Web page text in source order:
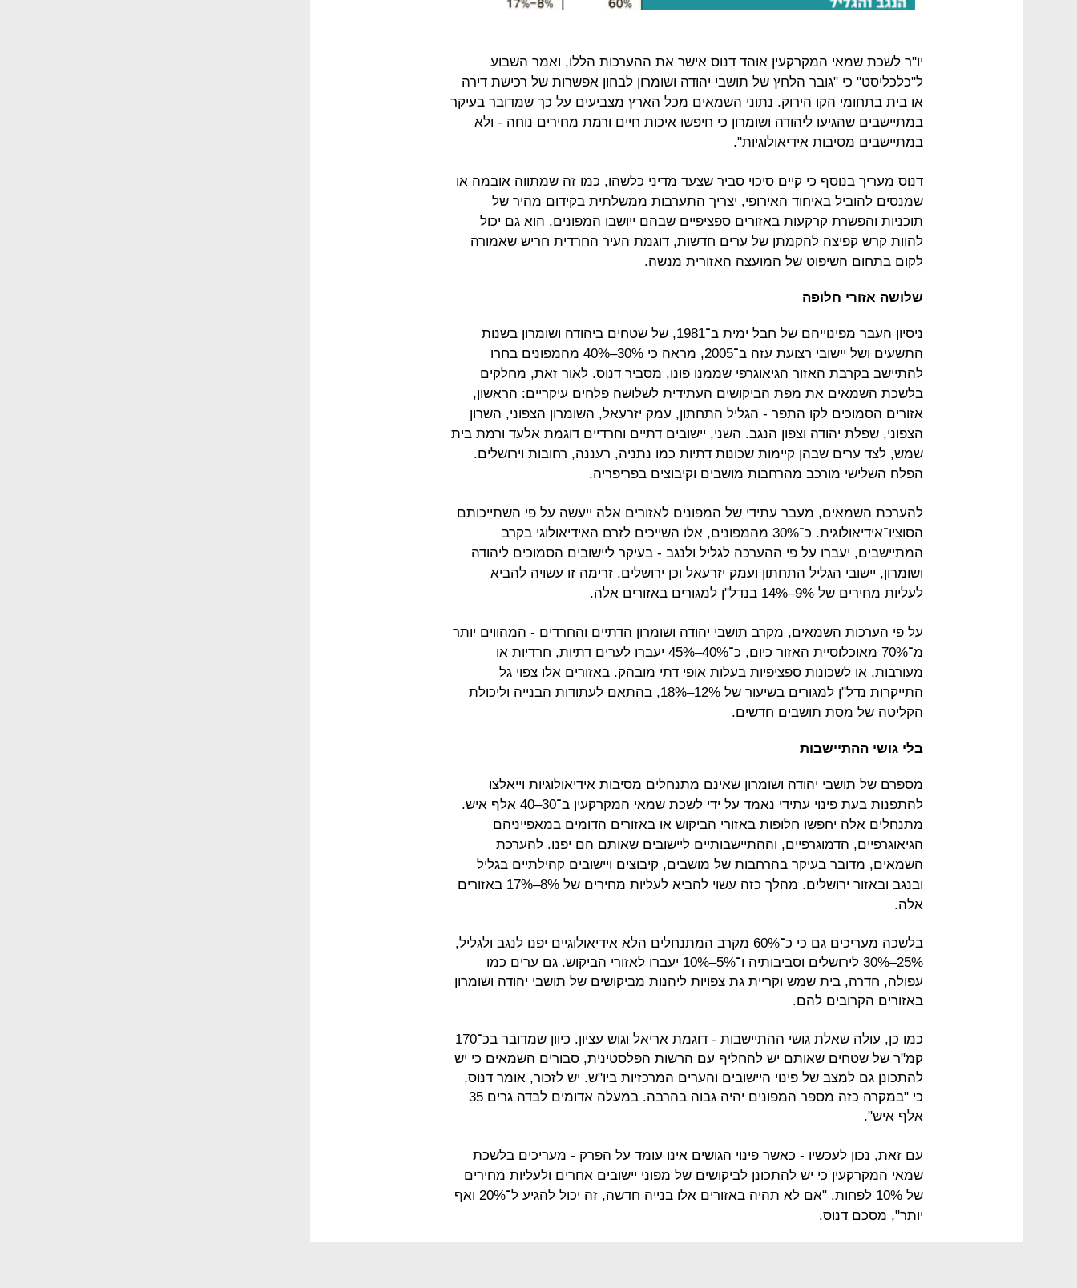
יו"ר לשכת שמאי המקרקעין אוהד דנוס אישר את ההערכות הללו, ואמר השבוע
ל"כלכליסט" כי "גובר הלחץ של תושבי יהודה ושומרון לבחון אפשרות של רכישת דירה
או בית בתחומי הקו הירוק. נתוני השמאים מכל הארץ מצביעים על כך שמדובר בעיקר
במתיישבים שהגיעו ליהודה ושומרון כי חיפשו איכות חיים ורמת מחירים נוחה - ולא
במתיישבים מסיבות אידיאולוגיות".
דנוס מעריך בנוסף כי קיים סיכוי סביר שצעד מדיני כלשהו, כמו זה שמתווה אובמה או
שמנסים להוביל באיחוד האירופי, יצריך התערבות ממשלתית בקידום מהיר של
תוכניות והפשרת קרקעות באזורים ספציפיים שבהם ייושבו המפונים. הוא גם יכול
להוות קרש קפיצה להקמתן של ערים חדשות, דוגמת העיר החרדית חריש שאמורה
לקום בתחום השיפוט של המועצה האזורית מנשה.
שלושה אזורי חלופה
ניסיון העבר מפינוייהם של חבל ימית ב־1981, של שטחים ביהודה ושומרון בשנות
התשעים ושל יישובי רצועת עזה ב־2005, מראה כי 30%–40% מהמפונים בחרו
להתיישב בקרבת האזור הגיאוגרפי שממנו פונו, מסביר דנוס. לאור זאת, מחלקים
בלשכת השמאים את מפת הביקושים העתידית לשלושה פלחים עיקריים: הראשון,
אזורים הסמוכים לקו התפר - הגליל התחתון, עמק יזרעאל, השומרון הצפוני, השרון
הצפוני, שפלת יהודה וצפון הנגב. השני, יישובים דתיים וחרדיים דוגמת אלעד ורמת בית
שמש, לצד ערים שבהן קיימות שכונות דתיות כמו נתניה, רעננה, רחובות וירושלים.
הפלח השלישי מורכב מהרחבות מושבים וקיבוצים בפריפריה.
להערכת השמאים, מעבר עתידי של המפונים לאזורים אלה ייעשה על פי השתייכותם
הסוציו־אידיאולוגית. כ־30% מהמפונים, אלו השייכים לזרם האידיאולוגי בקרב
המתיישבים, יעברו על פי ההערכה לגליל ולנגב - בעיקר ליישובים הסמוכים ליהודה
ושומרון, יישובי הגליל התחתון ועמק יזרעאל וכן ירושלים. זרימה זו עשויה להביא
לעליות מחירים של 9%–14% בנדל"ן למגורים באזורים אלה.
על פי הערכות השמאים, מקרב תושבי יהודה ושומרון הדתיים והחרדים - המהווים יותר
מ־70% מאוכלוסיית האזור כיום, כ־40%–45% יעברו לערים דתיות, חרדיות או
מעורבות, או לשכונות ספציפיות בעלות אופי דתי מובהק. באזורים אלו צפוי גל
התייקרות נדל"ן למגורים בשיעור של 12%–18%, בהתאם לעתודות הבנייה וליכולת
הקליטה של מסת תושבים חדשים.
בלי גושי ההתיישבות
מספרם של תושבי יהודה ושומרון שאינם מתנחלים מסיבות אידיאולוגיות וייאלצו
להתפנות בעת פינוי עתידי נאמד על ידי לשכת שמאי המקרקעין ב־30–40 אלף איש.
מתנחלים אלה יחפשו חלופות באזורי הביקוש או באזורים הדומים במאפייניהם
הגיאוגרפיים, הדמוגרפיים, וההתיישבותיים ליישובים שאותם הם יפנו. להערכת
השמאים, מדובר בעיקר בהרחבות של מושבים, קיבוצים ויישובים קהילתיים בגליל
ובנגב ובאזור ירושלים. מהלך כזה עשוי להביא לעליות מחירים של 8%–17% באזורים
אלה.
בלשכה מעריכים גם כי כ־60% מקרב המתנחלים הלא אידיאולוגיים יפנו לנגב ולגליל,
25%–30% לירושלים וסביבותיה ו־5%–10% יעברו לאזורי הביקוש. גם ערים כמו
עפולה, חדרה, בית שמש וקריית גת צפויות ליהנות מביקושים של תושבי יהודה ושומרון
באזורים הקרובים להם.
כמו כן, עולה שאלת גושי ההתיישבות - דוגמת אריאל וגוש עציון. כיוון שמדובר בכ־170
קמ"ר של שטחים שאותם יש להחליף עם הרשות הפלסטינית, סבורים השמאים כי יש
להתכונן גם למצב של פינוי היישובים והערים המרכזיות ביו"ש. יש לזכור, אומר דנוס,
כי "במקרה כזה מספר המפונים יהיה גבוה בהרבה. במעלה אדומים לבדה גרים 35
אלף איש".
עם זאת, נכון לעכשיו - כאשר פינוי הגושים אינו עומד על הפרק - מעריכים בלשכת
שמאי המקרקעין כי יש להתכונן לביקושים של מפוני יישובים אחרים ולעליות מחירים
של 10% לפחות. "אם לא תהיה באזורים אלו בנייה חדשה, זה יכול להגיע ל־20% ואף
יותר", מסכם דנוס.